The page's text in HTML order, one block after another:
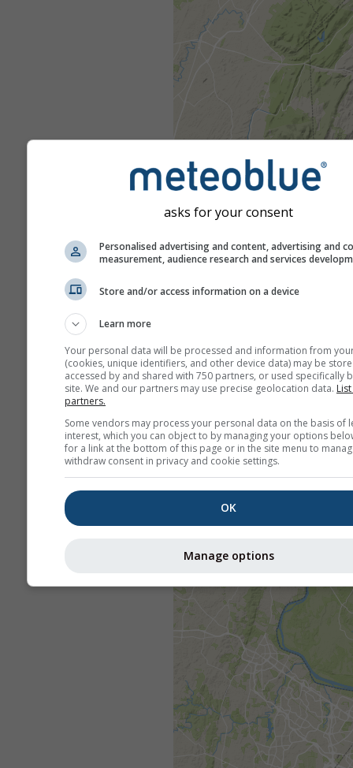
asks for your consent
Personalised advertising and content, advertising and
measurement, audience research and services
Store and/or access information on a device
Learn more
Your personal data will be processed and information from
(cookies, unique identifiers, and other device data) may be
accessed by and shared with 750 partners, or used specifically
site. We and our partners may use precise geolocation data.
partners.
Some vendors may process your personal data on the basis of
interest, which you can object to by managing your options
for a link at the bottom of this page or in the site menu to
withdraw consent in privacy and cookie settings.
OK
Manage options